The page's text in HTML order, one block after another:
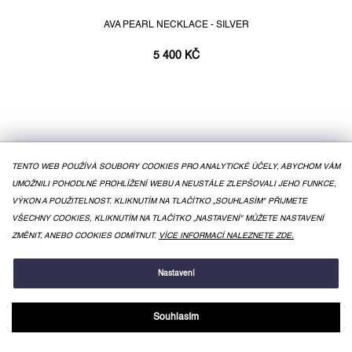
TENTO WEB POUŽÍVÁ SOUBORY COOKIES PRO ANALYTICKÉ ÚČELY, ABYCHOM VÁM
UMOŽNILI POHODLNÉ PROHLÍŽENÍ WEBU A NEUSTÁLE ZLEPŠOVALI JEHO FUNKCE,
VÝKON A POUŽITELNOST. KLIKNUTÍM NA TLAČÍTKO „SOUHLASÍM" PŘIJMETE
VŠECHNY COOKIES, KLIKNUTÍM NA TLAČÍTKO „NASTAVENÍ" MŮŽETE NASTAVENÍ
ZMĚNIT, ANEBO COOKIES ODMÍTNUT. VÍCE INFORMACÍ NALEZNETE ZDE.
Nastavení
Souhlasím
AVA PEARL NECKLACE - SILVER
5 400 KČ